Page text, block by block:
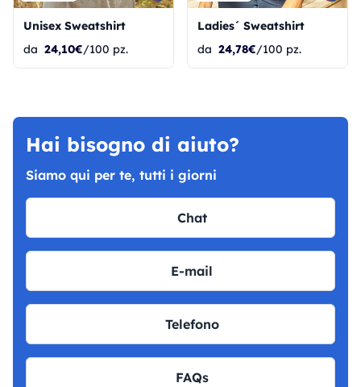
Unisex Sweatshirt
da 24,10€/100 pz.
Ladies´ Sweatshirt
da 24,78€/100 pz.
Hai bisogno di aiuto?
Siamo qui per te, tutti i giorni
Chat
E-mail
Telefono
FAQs